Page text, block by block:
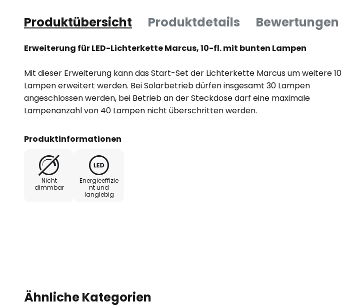
Produktübersicht Produktdetails Bewertungen
Erweiterung für LED-Lichterkette Marcus, 10-fl. mit bunten Lampen
Mit dieser Erweiterung kann das Start-Set der Lichterkette Marcus um weitere 10
Lampen erweitert werden. Bei Solarbetrieb dürfen insgesamt 30 Lampen
angeschlossen werden, bei Betrieb an der Steckdose darf eine maximale
Lampenanzahl von 40 Lampen nicht überschritten werden.
Produktinformationen
Nicht
dimmbar
Energieeffizie
nt und
langlebig
Ähnliche Kategorien